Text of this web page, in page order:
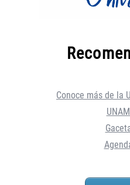
Conoce más de la